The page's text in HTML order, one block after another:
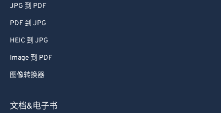
JPG 到 PDF
PDF 到 JPG
HEIC 到 JPG
Image 到 PDF
图像转换器
文档&电子书